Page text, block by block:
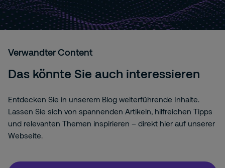
Verwandter Content
Das könnte Sie auch interessieren
Entdecken Sie in unserem Blog weiterführende Inhalte.
Lassen Sie sich von spannenden Artikeln, hilfreichen Tipps
und relevanten Themen inspirieren – direkt hier auf unserer
Webseite.